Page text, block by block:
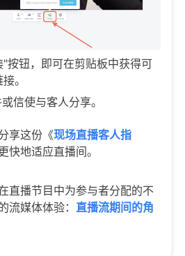
"按钮，即可在剪贴板中获得可
。
信使与客人分享。
享这份《现场直播客人指
快地适应直播间。
直播节目中为参与者分配的不
流媒体体验： 直播流期间的角